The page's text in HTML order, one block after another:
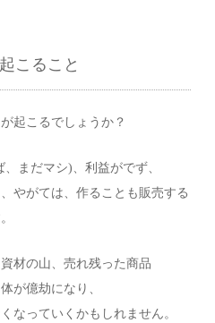
こること
起こるでしょうか？
まだマシ)、利益がでず、
やがては、作ることも販売する
材の山、売れ残った商品
が億劫になり、
なっていくかもしれません。